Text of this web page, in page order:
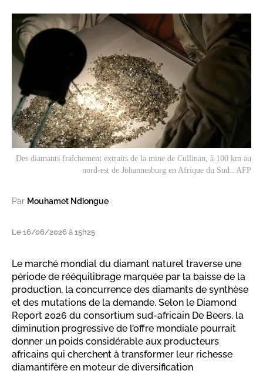
Des diamants fraîchement extraits de la mine de Cullinan, à 100 km au
nord-est de Johannesburg en Afrique du Sud.. AFP
Par Mouhamet Ndiongue
Le 16/06/2026 à 15h25
Le marché mondial du diamant naturel traverse une
période de rééquilibrage marquée par la baisse de la
production, la concurrence des diamants de synthèse
et des mutations de la demande. Selon le Diamond
Report 2026 du consortium sud-africain De Beers, la
diminution progressive de l’offre mondiale pourrait
donner un poids considérable aux producteurs
africains qui cherchent à transformer leur richesse
diamantifère en moteur de diversification